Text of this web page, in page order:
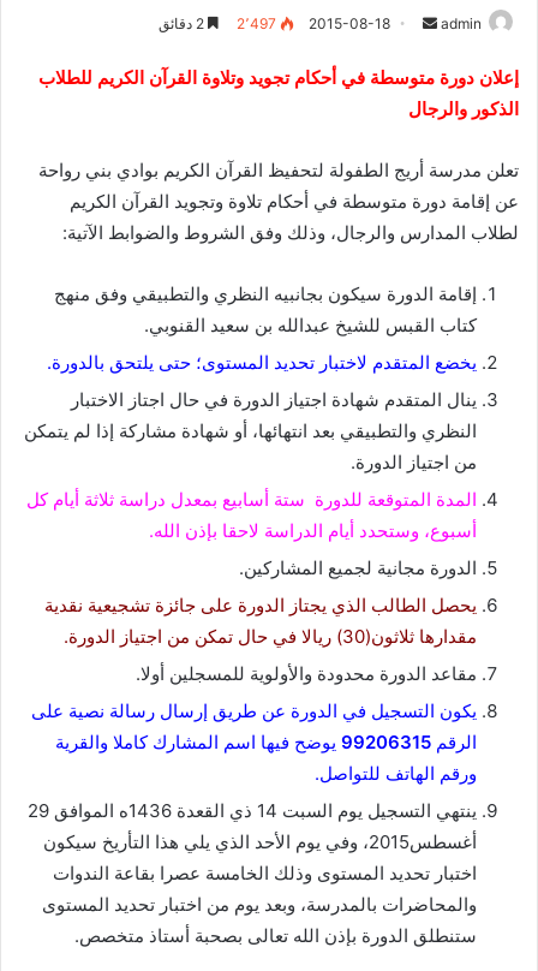
admin
س
ل
ر
ت
ر
2015-08-18 2٬497
إعلان دورة متوسطة في أحكام تجويد وتلاوة القرآن الكريم للطلاب
الذكور والرجال
تعلن مدرسة أريج الطفولة لتحفيظ القرآن الكريم بوادي بني رواحة
عن إقامة دورة متوسطة في أحكام تلاوة وتجويد القرآن الكريم
لطلاب المدارس والرجال، وذلك وفق الشروط والضوابط اﻵتية:
إقامة الدورة سيكون بجانبيه النظري والتطبيقي وفق منهج
كتاب القبس للشيخ عبدالله بن سعيد القنوبي.
يخضع المتقدم لاختبار تحديد المستوى؛ حتى يلتحق بالدورة.
ينال المتقدم شهادة اجتياز الدورة في حال اجتاز الاختبار
النظري والتطبيقي بعد انتهائها، أو شهادة مشاركة إذا لم يتمكن
من اجتياز الدورة.
المدة المتوقعة للدورة ستة أسابيع بمعدل دراسة ثلاثة أيام كل
أسبوع، وستحدد أيام الدراسة لاحقا بإذن الله.
الدورة مجانية لجميع المشاركين.
يحصل الطالب الذي يجتاز الدورة على جائزة تشجيعية نقدية
مقدارها ثلاثون(30) ريالا في حال تمكن من اجتياز الدورة.
مقاعد الدورة محدودة واﻷولوية للمسجلين أولا.
يكون التسجيل في الدورة عن طريق إرسال رسالة نصية على
الرقم 99206315 يوضح فيها اسم المشارك كاملا والقرية
ورقم الهاتف للتواصل.
ينتهي التسجيل يوم السبت 14 ذي القعدة 1436ه الموافق 29
أغسطس2015، وفي يوم اﻷحد الذي يلي هذا التأريخ سيكون
اختبار تحديد المستوى وذلك الخامسة عصرا بقاعة الندوات
والمحاضرات بالمدرسة، وبعد يوم من اختبار تحديد المستوى
ستنطلق الدورة بإذن الله تعالى بصحبة أستاذ متخصص.